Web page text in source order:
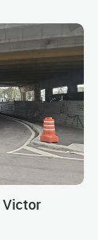
Victor